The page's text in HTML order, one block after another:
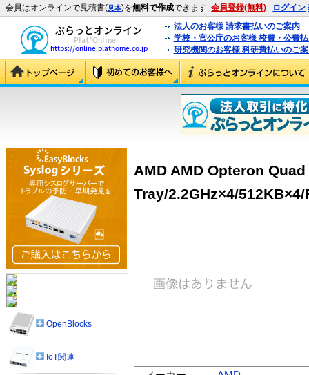
会員はオンラインで見積書(見本)を無料で作成できます 会員登録(無料) ログイン
法人のお客様 請求書払いのご案内
学校・官公庁のお客様 校費・公費
研究機関のお客様 科研費払いのご
AMD AMD Opteron
Tray/2.2GHz×4/
OpenBlocks
IoT関連